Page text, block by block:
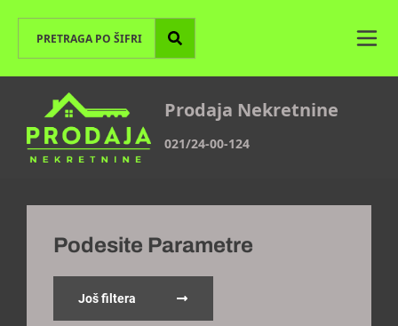
Prodaja Nekretnine
021/24-00-124
Podesite Parametre
Još filtera